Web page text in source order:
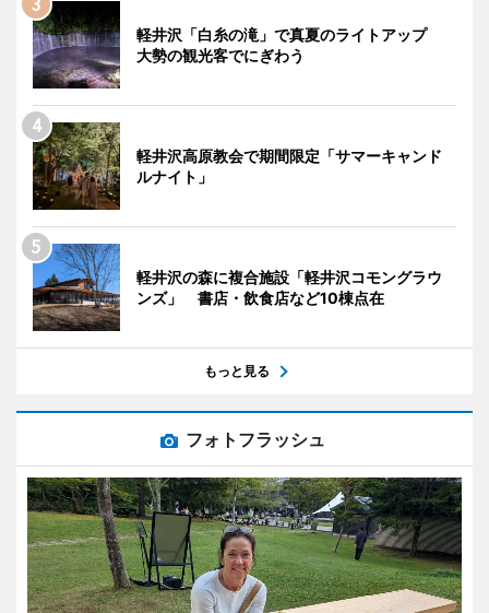
軽井沢「白糸の滝」で真夏のライトアップ
大勢の観光客でにぎわう
軽井沢高原教会で期間限定「サマーキャンド
ルナイト」
軽井沢の森に複合施設「軽井沢コモングラウ
ンズ」 書店・飲食店など10棟点在
もっと見る
フォトフラッシュ